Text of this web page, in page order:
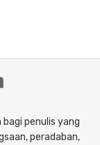
penulis yang
peradaban,